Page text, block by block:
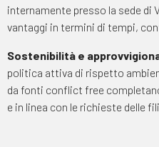
internamente presso la sede di
vantaggi in termini di tempi,
Sostenibilità e
politica attiva di rispetto
da fonti conflict free
e in linea con le richieste delle